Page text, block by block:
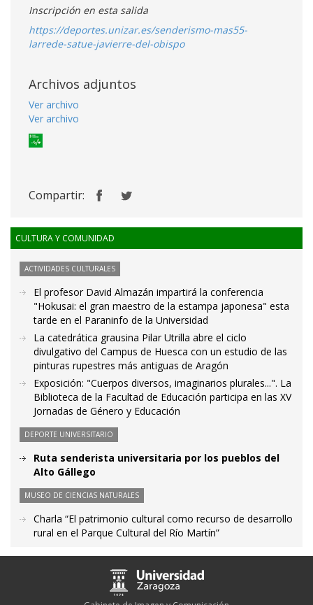
Inscripción en esta salida
https://deportes.unizar.es/senderismo-mas55-
larrede-satue-javierre-del-obispo
Archivos adjuntos
Ver archivo
Ver archivo
Compartir:
CULTURA Y COMUNIDAD
ACTIVIDADES CULTURALES
El profesor David Almazán impartirá la conferencia
"Hokusai: el gran maestro de la estampa japonesa" esta
tarde en el Paraninfo de la Universidad
La catedrática grausina Pilar Utrilla abre el ciclo
divulgativo del Campus de Huesca con un estudio de las
pinturas rupestres más antiguas de Aragón
Exposición: "Cuerpos diversos, imaginarios plurales...". La
Biblioteca de la Facultad de Educación participa en las XV
Jornadas de Género y Educación
DEPORTE UNIVERSITARIO
Ruta senderista universitaria por los pueblos del
Alto Gállego
MUSEO DE CIENCIAS NATURALES
Charla “El patrimonio cultural como recurso de desarrollo
rural en el Parque Cultural del Río Martín”